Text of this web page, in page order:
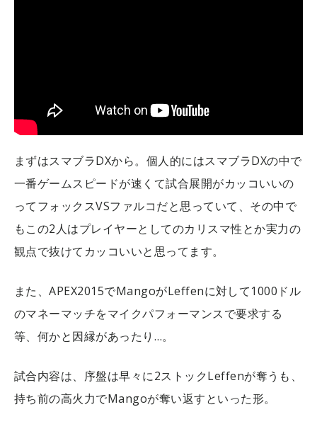
まずはスマブラDXから。個人的にはスマブラDXの中で
一番ゲームスピードが速くて試合展開がカッコいいの
ってフォックスVSファルコだと思っていて、その中で
もこの2人はプレイヤーとしてのカリスマ性とか実力の
観点で抜けてカッコいいと思ってます。
また、APEX2015でMangoがLeffenに対して1000ドル
のマネーマッチをマイクパフォーマンスで要求する
等、何かと因縁があったり…。
試合内容は、序盤は早々に2ストックLeffenが奪うも、
持ち前の高火力でMangoが奪い返すといった形。